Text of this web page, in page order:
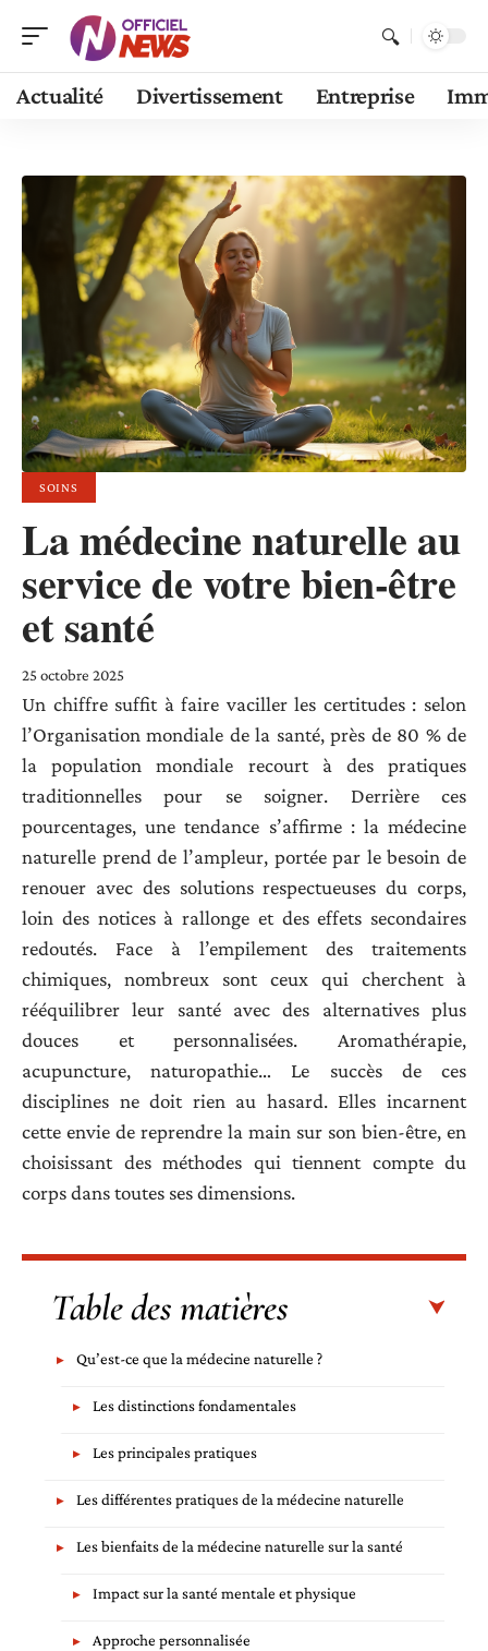
Actualité Divertissement Entreprise
SOINS
La médecine naturelle au
service de votre bien-être
et santé
25 octobre 2025
Un chiffre suffit à faire vaciller les certitudes : selon
l’Organisation mondiale de la santé, près de 80 % de
la population mondiale recourt à des pratiques
traditionnelles pour se soigner. Derrière ces
pourcentages, une tendance s’affirme : la médecine
naturelle prend de l’ampleur, portée par le besoin de
renouer avec des solutions respectueuses du corps,
loin des notices à rallonge et des effets secondaires
redoutés. Face à l’empilement des traitements
chimiques, nombreux sont ceux qui cherchent à
rééquilibrer leur santé avec des alternatives plus
douces et personnalisées. Aromathérapie,
acupuncture, naturopathie… Le succès de ces
disciplines ne doit rien au hasard. Elles incarnent
cette envie de reprendre la main sur son bien-être, en
choisissant des méthodes qui tiennent compte du
corps dans toutes ses dimensions.
Table des matières
Qu’est-ce que la médecine naturelle ?
Les distinctions fondamentales
Les principales pratiques
Les différentes pratiques de la médecine naturelle
Les bienfaits de la médecine naturelle sur la santé
Impact sur la santé mentale et physique
Approche personnalisée